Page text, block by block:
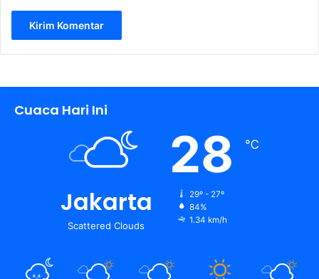
Cuaca Hari Ini
Jakarta
Scattered Clouds
28 ℃
29º - 27º
84%
1.34 km/h